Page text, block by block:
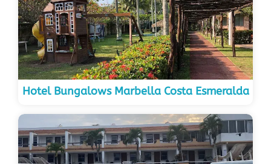
Hotel Bungalows Marbella Costa Esmeralda